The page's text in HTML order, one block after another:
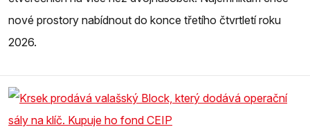
nové prostory nabídnout do konce třetího čtvrtletí roku
2026.